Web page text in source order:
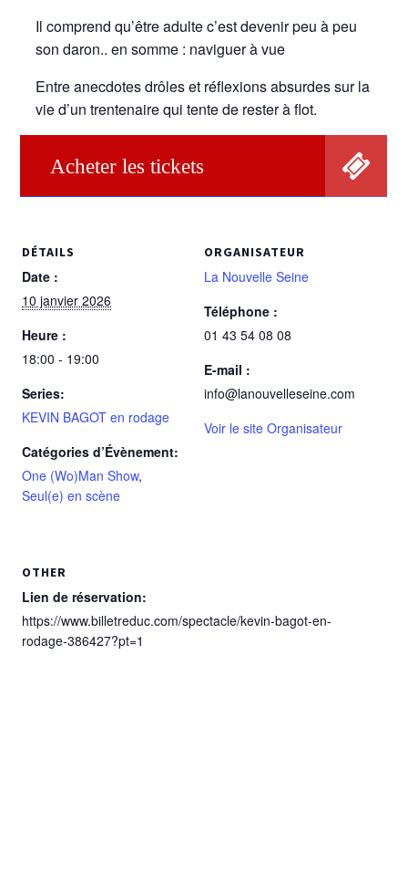
Il comprend qu’être adulte c’est devenir peu à peu
son daron.. en somme : naviguer à vue
Entre anecdotes drôles et réflexions absurdes sur la
vie d’un trentenaire qui tente de rester à flot.
Acheter les tickets
DÉTAILS
Date :
10 janvier 2026
Heure :
18:00 - 19:00
Series:
KEVIN BAGOT en rodage
Catégories d’Évènement:
One (Wo)Man Show,
Seul(e) en scène
ORGANISATEUR
La Nouvelle Seine
Téléphone :
01 43 54 08 08
E-mail :
info@lanouvelleseine.com
Voir le site Organisateur
OTHER
Lien de réservation:
https://www.billetreduc.com/spectacle/kevin-bagot-en-
rodage-386427?pt=1